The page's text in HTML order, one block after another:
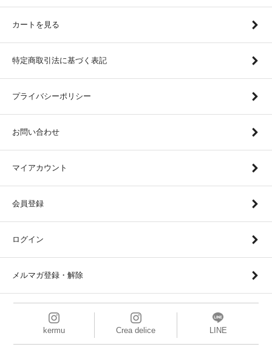
カートを見る
特定商取引法に基づく表記
プライバシーポリシー
お問い合わせ
マイアカウント
会員登録
ログイン
メルマガ登録・解除
kermu Crea delice LINE